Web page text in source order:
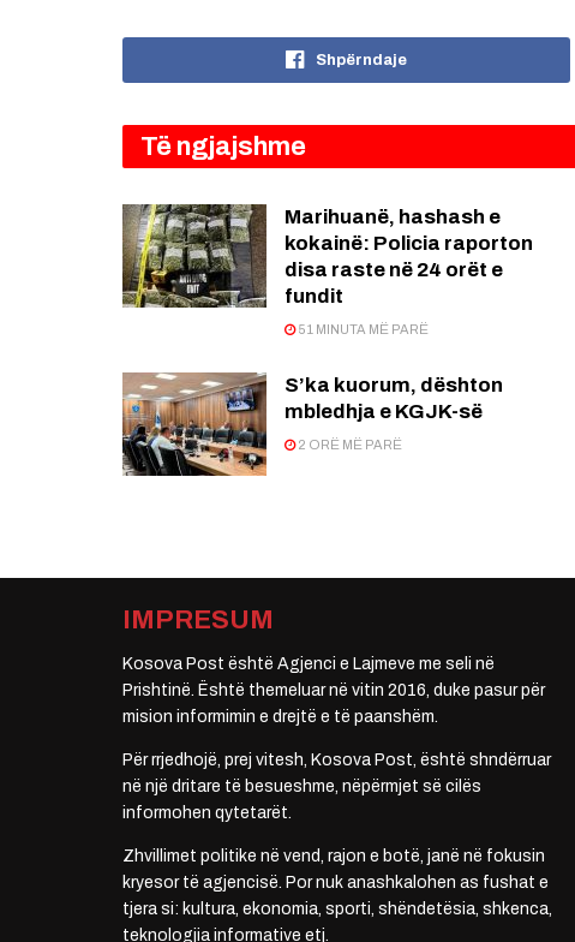
Shpërndaje
Të ngjajshme
Marihuanë, hashash e
kokainë: Policia raporton
disa raste në 24 orët e
fundit
51 MINUTA MË PARË
S’ka kuorum, dështon
mbledhja e KGJK-së
2 ORË MË PARË
IMPRESUM
Kosova Post është Agjenci e Lajmeve me seli në
Prishtinë. Është themeluar në vitin 2016, duke pasur për
mision informimin e drejtë e të paanshëm.
Për rrjedhojë, prej vitesh, Kosova Post, është shndërruar
në një dritare të besueshme, nëpërmjet së cilës
informohen qytetarët.
Zhvillimet politike në vend, rajon e botë, janë në fokusin
kryesor të agjencisë. Por nuk anashkalohen as fushat e
tjera si: kultura, ekonomia, sporti, shëndetësia, shkenca,
teknologjia informative etj.